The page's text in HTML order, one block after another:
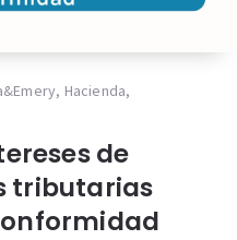
, Hacienda,
de
tributarias